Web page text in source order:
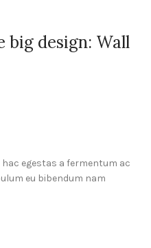
big design: Wall
egestas a fermentum ac
eu bibendum nam